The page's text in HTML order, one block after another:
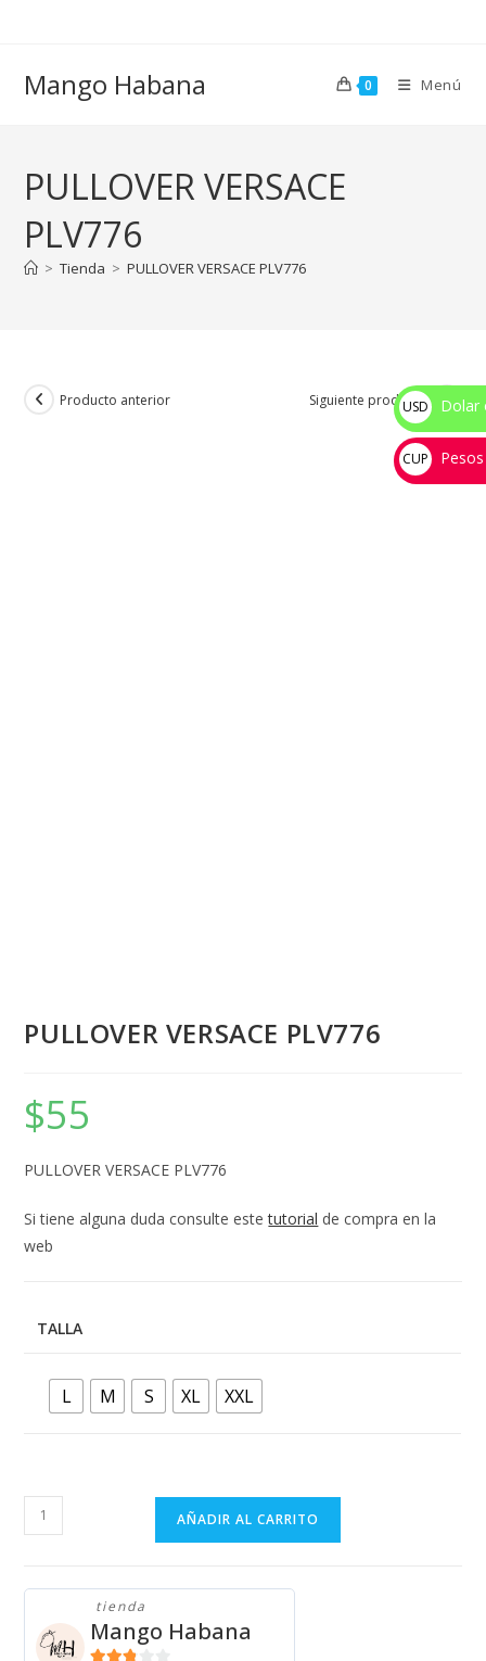
Mango Habana 0 Menú
PULLOVER VERSACE
PLV776
> Tienda > PULLOVER VERSACE PLV776
Producto anterior Siguiente producto
PULLOVER VERSACE PLV776
$55
PULLOVER VERSACE PLV776
Si tiene alguna duda consulte estetutorial de compra en la
web
TALLA
L M S XL XXL
PULLOVER
VERSACE
cantidad
AÑADIR AL CARRITO
tienda
Mango Habana
USD
$
Dolar
CUP
💰
Pesos